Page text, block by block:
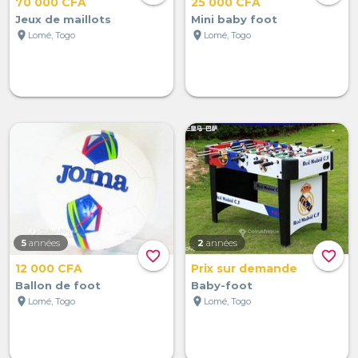
Jeux de maillots
location_on Lomé, Togo
Mini baby foot
location_on Lomé, Togo
favorite_border
5 années
12 000 CFA
Ballon de foot
location_on Lomé, Togo
favorite_border
2 années
Prix sur demande
Baby-foot
location_on Lomé, Togo